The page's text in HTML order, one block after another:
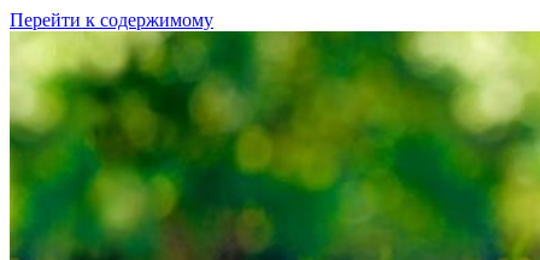
Перейти к содержимому